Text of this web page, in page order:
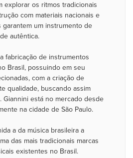
explorar os ritmos tradicionais
com materiais nacionais e
garantem um instrumento de
autêntica.
fabricação de instrumentos
Brasil, possuindo em seu
com a criação de
qualidade, buscando assim
Giannini está no mercado desde
na cidade de São Paulo.
a da música brasileira a
das mais tradicionais marcas
existentes no Brasil.